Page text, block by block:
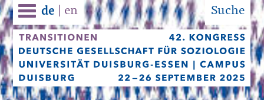
de en Suche